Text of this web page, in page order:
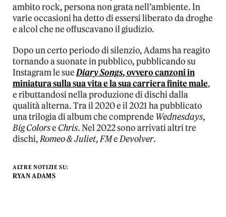
ambito rock, persona non grata nell’ambiente. In
varie occasioni ha detto di essersi liberato da droghe
e alcol che ne offuscavano il giudizio.
Dopo un certo periodo di silenzio, Adams ha reagito
tornando a suonate in pubblico, pubblicando su
Instagram le sueDiary Songs, ovvero canzoni in
miniatura sulla sua vita e la sua carriera finite male,
e ributtandosi nella produzione di dischi dalla
qualità alterna. Tra il 2020 e il 2021 ha pubblicato
una trilogia di album che comprende Wednesdays,
Big Colorse Chris. Nel 2022 sono arrivati altri tre
dischi,Romeo & Juliet,FMeDevolver.
ALTRE NOTIZIE SU:
RYAN ADAMS